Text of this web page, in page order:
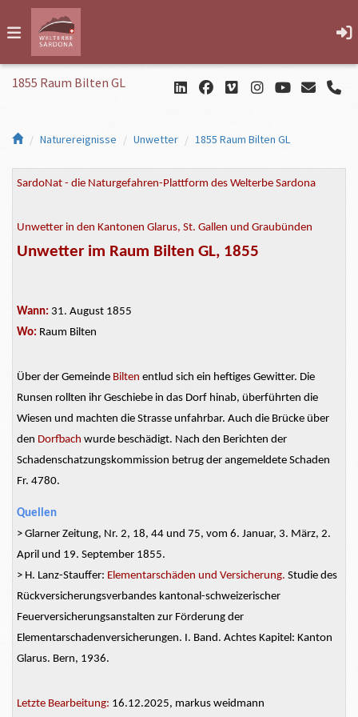
1855 Raum Bilten GL
Naturereignisse Unwetter 1855 Raum Bilten GL
SardoNat - die Naturgefahren-Plattform des Welterbe Sardona
Unwetter in den Kantonen Glarus, St. Gallen und Graubünden
Unwetter im Raum Bilten GL, 1855
Wann: 31. August 1855
Wo: Raum Bilten
Über der Gemeinde Bilten entlud sich ein heftiges Gewitter. Die
Runsen rollten ihr Geschiebe in das Dorf hinab, überführten die
Wiesen und machten die Strasse unfahrbar. Auch die Brücke über
den Dorfbach wurde beschädigt. Nach den Berichten der
Schadenschatzungskommission betrug der angemeldete Schaden
Fr. 4780.
Quellen
> Glarner Zeitung, Nr. 2, 18, 44 und 75, vom 6. Januar, 3. März, 2.
April und 19. September 1855.
> H. Lanz-Stauffer: Elementarschäden und Versicherung. Studie des
Rückversicherungsverbandes kantonal-schweizerischer
Feuerversicherungsanstalten zur Förderung der
Elementarschadenversicherungen. I. Band. Achtes Kapitel: Kanton
Glarus. Bern, 1936.
Letzte Bearbeitung: 16.12.2025, markus weidmann